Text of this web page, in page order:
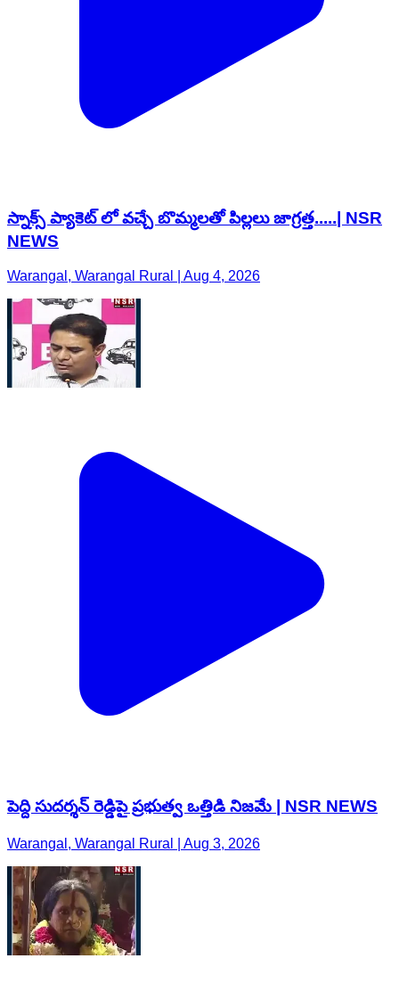
స్నాక్స్ ప్యాకెట్ లో వచ్చే బొమ్మలతో పిల్లలు జాగ్రత్త.....| NSR
NEWS
Warangal, Warangal Rural | Aug 4, 2026
పెద్ది సుదర్శన్ రెడ్డిపై ప్రభుత్వ ఒత్తిడి నిజమే | NSR NEWS
Warangal, Warangal Rural | Aug 3, 2026